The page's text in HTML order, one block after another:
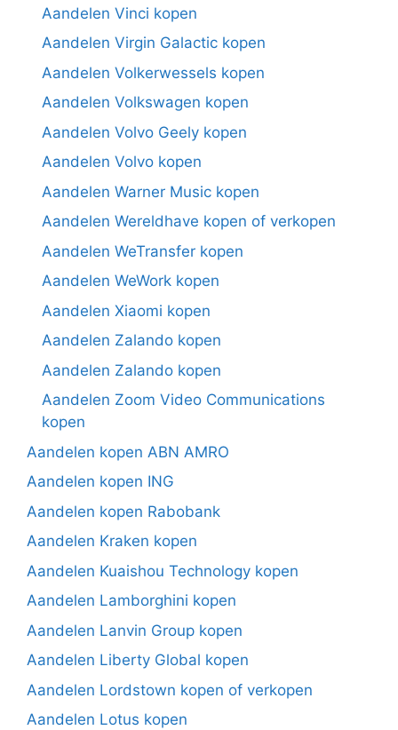
Aandelen Vinci kopen
Aandelen Virgin Galactic kopen
Aandelen Volkerwessels kopen
Aandelen Volkswagen kopen
Aandelen Volvo Geely kopen
Aandelen Volvo kopen
Aandelen Warner Music kopen
Aandelen Wereldhave kopen of verkopen
Aandelen WeTransfer kopen
Aandelen WeWork kopen
Aandelen Xiaomi kopen
Aandelen Zalando kopen
Aandelen Zalando kopen
Aandelen Zoom Video Communications
kopen
Aandelen kopen ABN AMRO
Aandelen kopen ING
Aandelen kopen Rabobank
Aandelen Kraken kopen
Aandelen Kuaishou Technology kopen
Aandelen Lamborghini kopen
Aandelen Lanvin Group kopen
Aandelen Liberty Global kopen
Aandelen Lordstown kopen of verkopen
Aandelen Lotus kopen